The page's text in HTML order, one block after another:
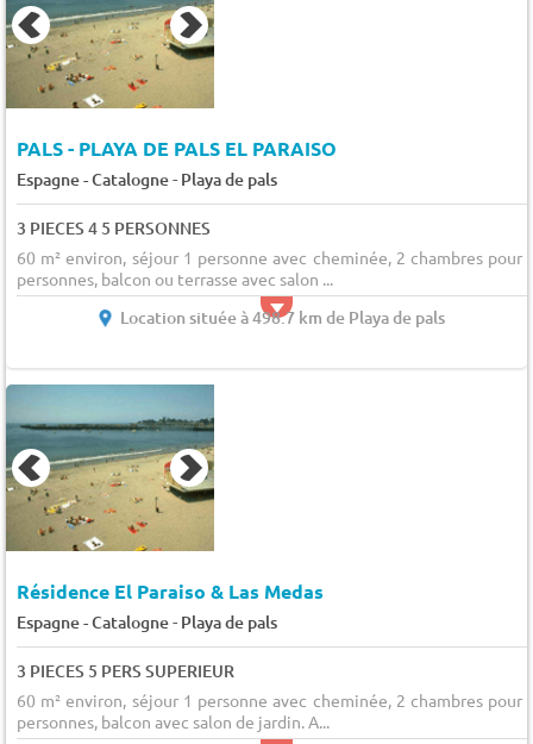
PALS - PLAYA DE PALS EL PARAISO
Espagne - Catalogne- Playa de pals
3 PIECES 4 5 PERSONNES
60 m² environ, séjour 1 personne avec cheminée, 2 chambres pour
personnes, balcon ou terrasse avec salon ...
Location située à 498.7 km de Playa de pals
Résidence El Paraiso & Las Medas
Espagne - Catalogne- Playa de pals
3 PIECES 5 PERS SUPERIEUR
60 m² environ, séjour 1 personne avec cheminée, 2 chambres pour
personnes, balcon avec salon de jardin. A...